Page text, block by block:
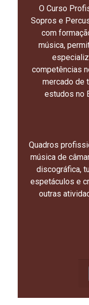
O Curso
Sopros e
com
música,
competências
mercado de
estudos no
Quadros
música de
discográfica,
espetáculos e
outras